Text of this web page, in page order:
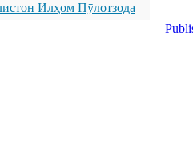
Илҳом Пӯлотзода